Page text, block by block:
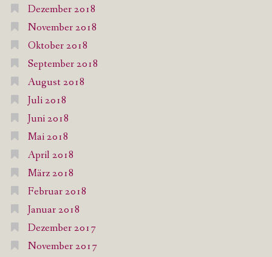
Dezember 2018
November 2018
Oktober 2018
September 2018
August 2018
Juli 2018
Juni 2018
Mai 2018
April 2018
März 2018
Februar 2018
Januar 2018
Dezember 2017
November 2017